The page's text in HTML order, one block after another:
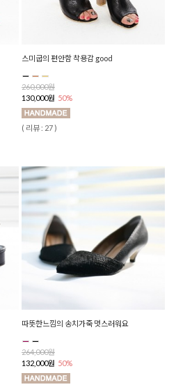
스미굽의 편안함 착용감 good
260,000원
130,000원 50%
( 리뷰 : 27 )
따뜻한느낌의 송치가죽 멋스러워요
264,000원
132,000원 50%